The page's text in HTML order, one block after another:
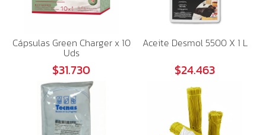
Cápsulas Green Charger x 10
Uds
$31.730
Aceite Desmol 5500 X 1 L
$24.463